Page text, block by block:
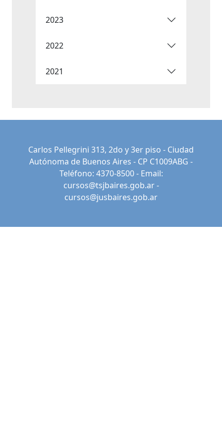
2023
2022
2021
Carlos Pellegrini 313, 2do y 3er piso - Ciudad
Autónoma de Buenos Aires - CP C1009ABG -
Teléfono: 4370-8500 - Email:
cursos@tsjbaires.gob.ar-
cursos@jusbaires.gob.ar